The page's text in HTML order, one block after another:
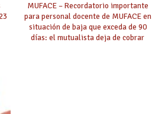
MUFACE – Recordatorio importante
para personal docente de MUFACE en
situación de baja que exceda de 90
días: el mutualista deja de cobrar